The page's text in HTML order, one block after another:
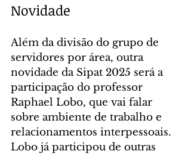
Novidade
Além da divisão do grupo de
servidores por área, outra
novidade da Sipat 2025 será a
participação do professor
Raphael Lobo, que vai falar
sobre ambiente de trabalho e
relacionamentos interpessoais.
Lobo já participou de outras